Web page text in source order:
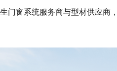
门窗系统服务商与型材供应商